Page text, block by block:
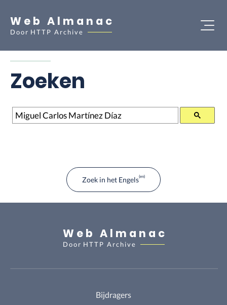
Web Almanac
Door HTTP Archive
Zoeken
Zoeken
Zoek in het Engels
Web Almanac
Door HTTP Archive
Bijdragers